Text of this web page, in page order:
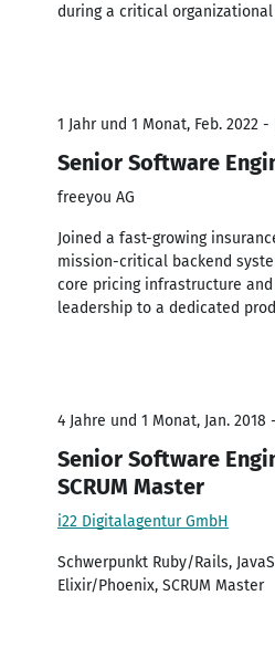
during a critical organizational
1 Jahr und 1 Monat, Feb. 2022 -
Senior Software
freeyou AG
Joined a fast-growing
mission-critical backend
core pricing infrastructure
leadership to a dedicated
4 Jahre und 1 Monat, Jan. 2018
Senior Software
SCRUM Master
i22 Digitalagentur GmbH
Schwerpunkt Ruby/Rails,
Elixir/Phoenix, SCRUM Master